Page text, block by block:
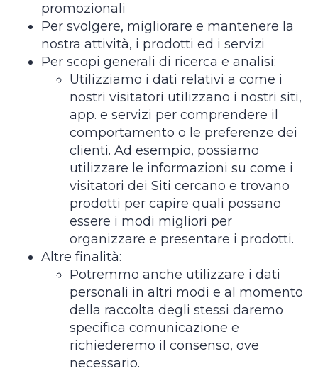
promozionali
Per svolgere, migliorare e mantenere la
nostra attività, i prodotti ed i servizi
Per scopi generali di ricerca e analisi:
Utilizziamo i dati relativi a come i
nostri visitatori utilizzano i nostri siti,
app. e servizi per comprendere il
comportamento o le preferenze dei
clienti. Ad esempio, possiamo
utilizzare le informazioni su come i
visitatori dei Siti cercano e trovano
prodotti per capire quali possano
essere i modi migliori per
organizzare e presentare i prodotti.
Altre finalità:
Potremmo anche utilizzare i dati
personali in altri modi e al momento
della raccolta degli stessi daremo
specifica comunicazione e
richiederemo il consenso, ove
necessario.